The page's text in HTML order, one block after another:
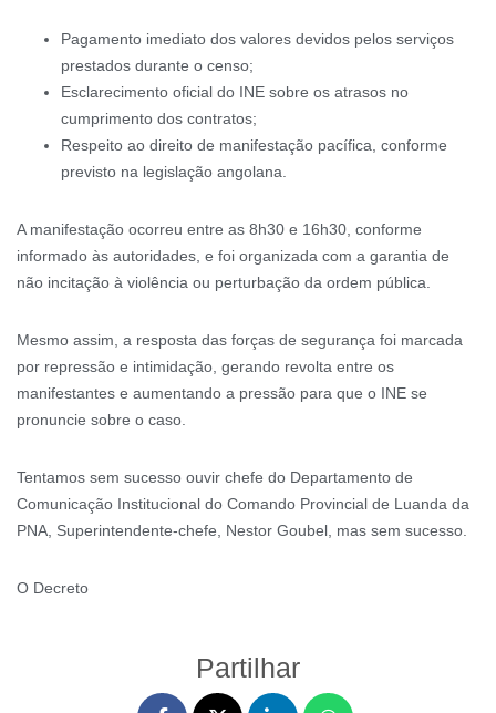
Pagamento imediato dos valores devidos pelos serviços
prestados durante o censo;
Esclarecimento oficial do INE sobre os atrasos no
cumprimento dos contratos;
Respeito ao direito de manifestação pacífica, conforme
previsto na legislação angolana.
A manifestação ocorreu entre as 8h30 e 16h30, conforme
informado às autoridades, e foi organizada com a garantia de
não incitação à violência ou perturbação da ordem pública.
Mesmo assim, a resposta das forças de segurança foi marcada
por repressão e intimidação, gerando revolta entre os
manifestantes e aumentando a pressão para que o INE se
pronuncie sobre o caso.
Tentamos sem sucesso ouvir chefe do Departamento de
Comunicação Institucional do Comando Provincial de Luanda da
PNA, Superintendente-chefe, Nestor Goubel, mas sem sucesso.
O Decreto
Partilhar